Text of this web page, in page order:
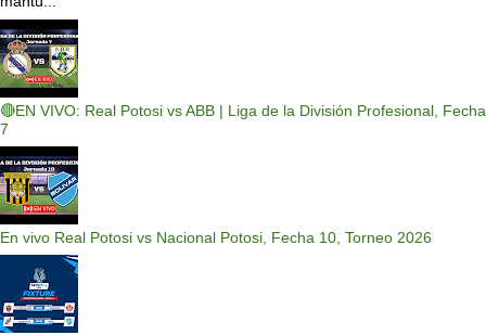
🔴EN VIVO: Real Potosi vs ABB | Liga de la División Profesional, Fecha
7
En vivo Real Potosi vs Nacional Potosi, Fecha 10, Torneo 2026